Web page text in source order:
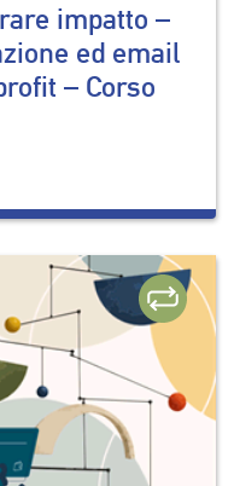
impatto –
ed email
– Corso